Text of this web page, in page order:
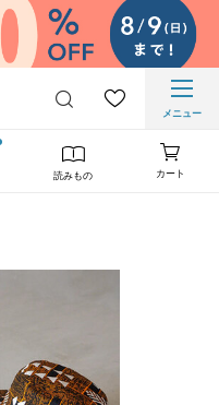
メニュー
読みもの カート